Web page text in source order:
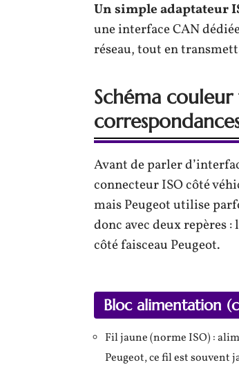
Un simple adaptateur
une interface CAN
réseau, tout en
Schéma couleur
Avant de parler
connecteur ISO côté
mais Peugeot utilise
donc avec deux repères
côté faisceau Peugeot.
Bloc alimentation
Fil jaune (norme ISO) :
Peugeot, ce fil est souvent